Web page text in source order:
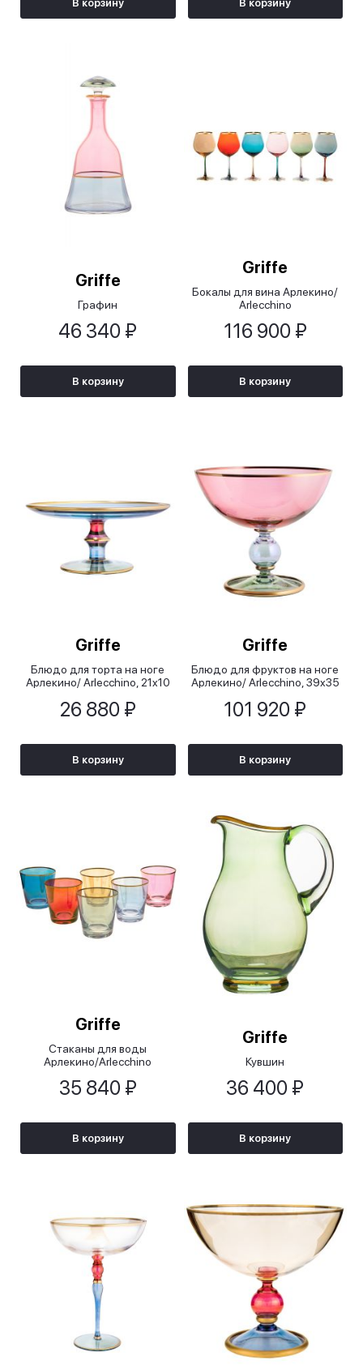
В корзину В корзину
Griffe
Графин
46 340 ₽
В корзину
Griffe
Бокалы для вина Арлекино/
Arlecchino
116 900 ₽
В корзину
Griffe
Блюдо для торта на ноге
Арлекино/ Arlecchino, 21x10
26 880 ₽
В корзину
Griffe
Блюдо для фруктов на ноге
Арлекино/ Arlecchino, 39x35
101 920 ₽
В корзину
Griffe
Стаканы для воды
Арлекино/Arlecchino
35 840 ₽
В корзину
Griffe
Кувшин
36 400 ₽
В корзину